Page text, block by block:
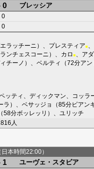
0 ブレッシア
0
0
ラッチーニ ）、 プレスティア■
ンチェスコーニ ）、 カロ ■ ア
チーノ ）、 ベルティ （72分アン
ッティ ディックマン コッラ
ラ ）、 ベサッジョ （85分ビアン
（58分ボッレッリ ）、
ユリッチ
人
本時間22:00）
1 ユーヴェ・スタビア